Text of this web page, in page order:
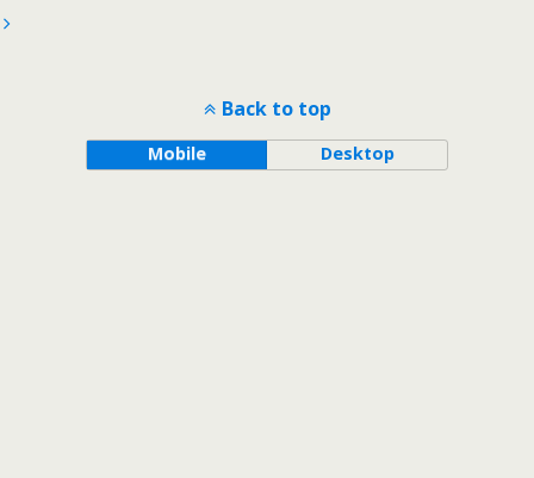
Back to top
Mobile Desktop